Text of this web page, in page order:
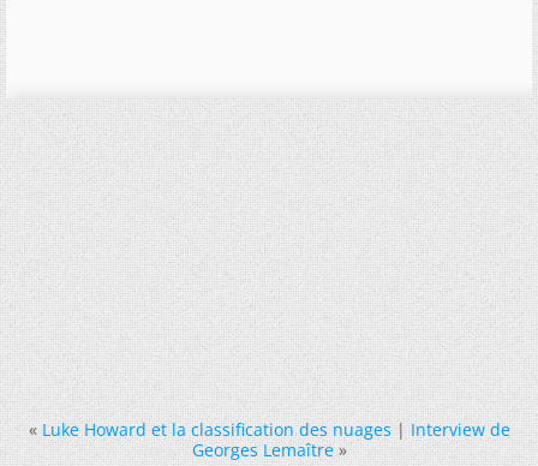
« Luke Howard et la classification des nuages|Interview de
Georges Lemaître »